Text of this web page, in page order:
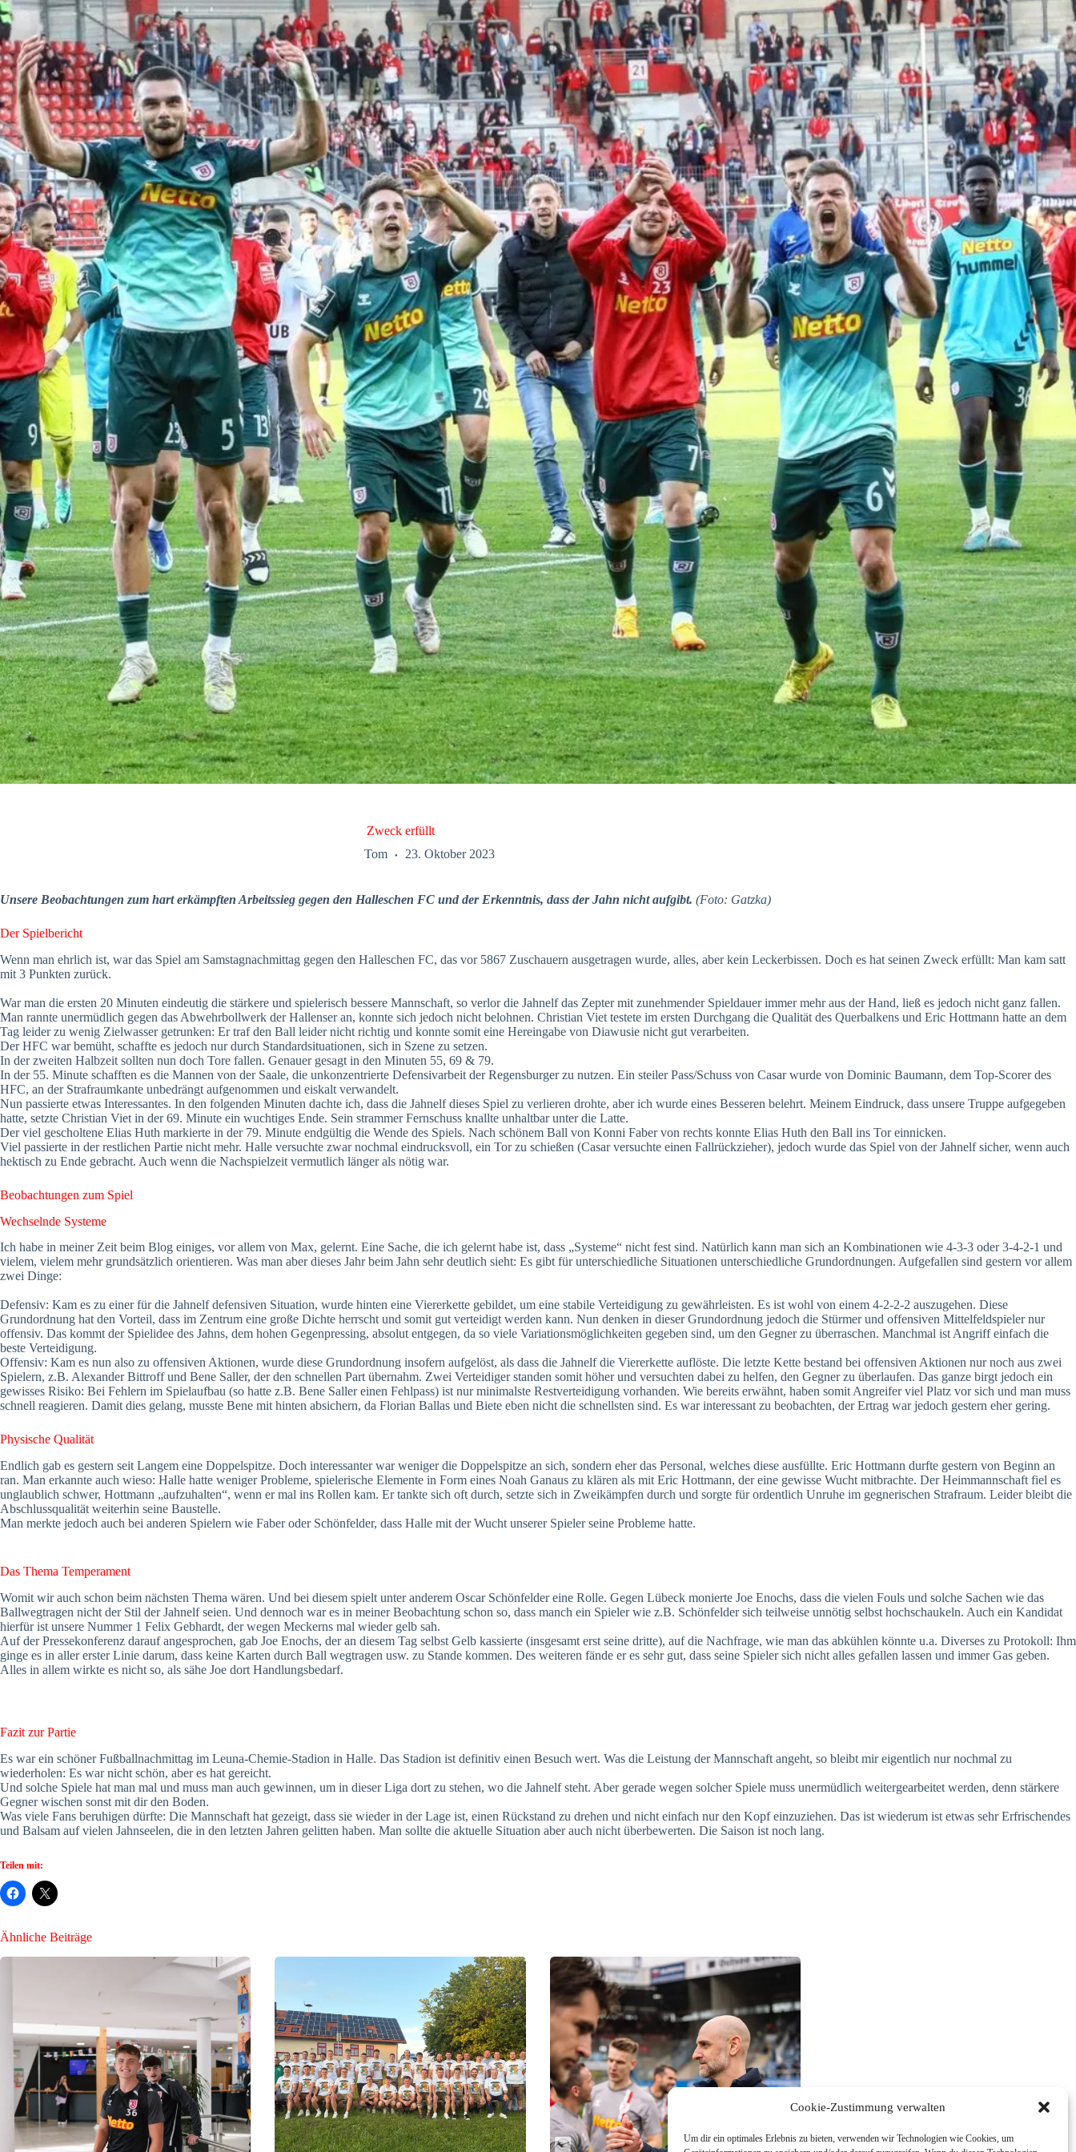
Cookie-Zustimmung verwalten
Um dir ein optimales Erlebnis zu bieten, verwenden wir Technologien wie Cookies, um
Zweck erfüllt
Tom
23. Oktober 2023
Unsere Beobachtungen zum hart erkämpften Arbeitssieg gegen den Halleschen FC und der Erkenntnis, dass der Jahn nicht aufgibt. (Foto: Gatzka)
Der Spielbericht
Wenn man ehrlich ist, war das Spiel am Samstagnachmittag gegen den Halleschen FC, das vor 5867 Zuschauern ausgetragen wurde, alles, aber kein Leckerbissen. Doch es hat seinen Zweck erfüllt: Man kam satt
mit 3 Punkten zurück.
War man die ersten 20 Minuten eindeutig die stärkere und spielerisch bessere Mannschaft, so verlor die Jahnelf das Zepter mit zunehmender Spieldauer immer mehr aus der Hand, ließ es jedoch nicht ganz fallen.
Man rannte unermüdlich gegen das Abwehrbollwerk der Hallenser an, konnte sich jedoch nicht belohnen. Christian Viet testete im ersten Durchgang die Qualität des Querbalkens und Eric Hottmann hatte an dem
Tag leider zu wenig Zielwasser getrunken: Er traf den Ball leider nicht richtig und konnte somit eine Hereingabe von Diawusie nicht gut verarbeiten.
Der HFC war bemüht, schaffte es jedoch nur durch Standardsituationen, sich in Szene zu setzen.
In der zweiten Halbzeit sollten nun doch Tore fallen. Genauer gesagt in den Minuten 55, 69 & 79.
In der 55. Minute schafften es die Mannen von der Saale, die unkonzentrierte Defensivarbeit der Regensburger zu nutzen. Ein steiler Pass/Schuss von Casar wurde von Dominic Baumann, dem Top-Scorer des
HFC, an der Strafraumkante unbedrängt aufgenommen und eiskalt verwandelt.
Nun passierte etwas Interessantes. In den folgenden Minuten dachte ich, dass die Jahnelf dieses Spiel zu verlieren drohte, aber ich wurde eines Besseren belehrt. Meinem Eindruck, dass unsere Truppe aufgegeben
hatte, setzte Christian Viet in der 69. Minute ein wuchtiges Ende. Sein strammer Fernschuss knallte unhaltbar unter die Latte.
Der viel gescholtene Elias Huth markierte in der 79. Minute endgültig die Wende des Spiels. Nach schönem Ball von Konni Faber von rechts konnte Elias Huth den Ball ins Tor einnicken.
Viel passierte in der restlichen Partie nicht mehr. Halle versuchte zwar nochmal eindrucksvoll, ein Tor zu schießen (Casar versuchte einen Fallrückzieher), jedoch wurde das Spiel von der Jahnelf sicher, wenn auch
hektisch zu Ende gebracht. Auch wenn die Nachspielzeit vermutlich länger als nötig war.
Beobachtungen zum Spiel
Wechselnde Systeme
Ich habe in meiner Zeit beim Blog einiges, vor allem von Max, gelernt. Eine Sache, die ich gelernt habe ist, dass „Systeme“ nicht fest sind. Natürlich kann man sich an Kombinationen wie 4-3-3 oder 3-4-2-1 und
vielem, vielem mehr grundsätzlich orientieren. Was man aber dieses Jahr beim Jahn sehr deutlich sieht: Es gibt für unterschiedliche Situationen unterschiedliche Grundordnungen. Aufgefallen sind gestern vor allem
zwei Dinge:
Defensiv: Kam es zu einer für die Jahnelf defensiven Situation, wurde hinten eine Viererkette gebildet, um eine stabile Verteidigung zu gewährleisten. Es ist wohl von einem 4-2-2-2 auszugehen. Diese
Grundordnung hat den Vorteil, dass im Zentrum eine große Dichte herrscht und somit gut verteidigt werden kann. Nun denken in dieser Grundordnung jedoch die Stürmer und offensiven Mittelfeldspieler nur
offensiv. Das kommt der Spielidee des Jahns, dem hohen Gegenpressing, absolut entgegen, da so viele Variationsmöglichkeiten gegeben sind, um den Gegner zu überraschen. Manchmal ist Angriff einfach die
beste Verteidigung.
Offensiv: Kam es nun also zu offensiven Aktionen, wurde diese Grundordnung insofern aufgelöst, als dass die Jahnelf die Viererkette auflöste. Die letzte Kette bestand bei offensiven Aktionen nur noch aus zwei
Spielern, z.B. Alexander Bittroff und Bene Saller, der den schnellen Part übernahm. Zwei Verteidiger standen somit höher und versuchten dabei zu helfen, den Gegner zu überlaufen. Das ganze birgt jedoch ein
gewisses Risiko: Bei Fehlern im Spielaufbau (so hatte z.B. Bene Saller einen Fehlpass) ist nur minimalste Restverteidigung vorhanden. Wie bereits erwähnt, haben somit Angreifer viel Platz vor sich und man muss
schnell reagieren. Damit dies gelang, musste Bene mit hinten absichern, da Florian Ballas und Biete eben nicht die schnellsten sind. Es war interessant zu beobachten, der Ertrag war jedoch gestern eher gering.
Physische Qualität
Endlich gab es gestern seit Langem eine Doppelspitze. Doch interessanter war weniger die Doppelspitze an sich, sondern eher das Personal, welches diese ausfüllte. Eric Hottmann durfte gestern von Beginn an
ran. Man erkannte auch wieso: Halle hatte weniger Probleme, spielerische Elemente in Form eines Noah Ganaus zu klären als mit Eric Hottmann, der eine gewisse Wucht mitbrachte. Der Heimmannschaft fiel es
unglaublich schwer, Hottmann „aufzuhalten“, wenn er mal ins Rollen kam. Er tankte sich oft durch, setzte sich in Zweikämpfen durch und sorgte für ordentlich Unruhe im gegnerischen Strafraum. Leider bleibt die
Abschlussqualität weiterhin seine Baustelle.
Man merkte jedoch auch bei anderen Spielern wie Faber oder Schönfelder, dass Halle mit der Wucht unserer Spieler seine Probleme hatte.
Das Thema Temperament
Womit wir auch schon beim nächsten Thema wären. Und bei diesem spielt unter anderem Oscar Schönfelder eine Rolle. Gegen Lübeck monierte Joe Enochs, dass die vielen Fouls und solche Sachen wie das
Ballwegtragen nicht der Stil der Jahnelf seien. Und dennoch war es in meiner Beobachtung schon so, dass manch ein Spieler wie z.B. Schönfelder sich teilweise unnötig selbst hochschaukeln. Auch ein Kandidat
hierfür ist unsere Nummer 1 Felix Gebhardt, der wegen Meckerns mal wieder gelb sah.
Auf der Pressekonferenz darauf angesprochen, gab Joe Enochs, der an diesem Tag selbst Gelb kassierte (insgesamt erst seine dritte), auf die Nachfrage, wie man das abkühlen könnte u.a. Diverses zu Protokoll: Ihm
ginge es in aller erster Linie darum, dass keine Karten durch Ball wegtragen usw. zu Stande kommen. Des weiteren fände er es sehr gut, dass seine Spieler sich nicht alles gefallen lassen und immer Gas geben.
Alles in allem wirkte es nicht so, als sähe Joe dort Handlungsbedarf.
Fazit zur Partie
Es war ein schöner Fußballnachmittag im Leuna-Chemie-Stadion in Halle. Das Stadion ist definitiv einen Besuch wert. Was die Leistung der Mannschaft angeht, so bleibt mir eigentlich nur nochmal zu
wiederholen: Es war nicht schön, aber es hat gereicht.
Und solche Spiele hat man mal und muss man auch gewinnen, um in dieser Liga dort zu stehen, wo die Jahnelf steht. Aber gerade wegen solcher Spiele muss unermüdlich weitergearbeitet werden, denn stärkere
Gegner wischen sonst mit dir den Boden.
Was viele Fans beruhigen dürfte: Die Mannschaft hat gezeigt, dass sie wieder in der Lage ist, einen Rückstand zu drehen und nicht einfach nur den Kopf einzuziehen. Das ist wiederum ist etwas sehr Erfrischendes
und Balsam auf vielen Jahnseelen, die in den letzten Jahren gelitten haben. Man sollte die aktuelle Situation aber auch nicht überbewerten. Die Saison ist noch lang.
Teilen mit:
Ähnliche Beiträge